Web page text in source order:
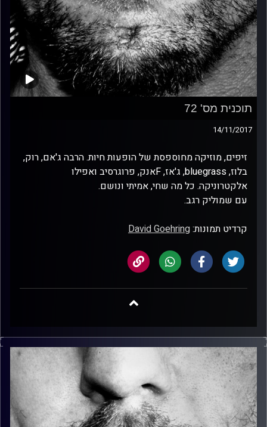
תוכנית מס' 72
14/11/2017
זיפים, מוזיקה מחוספסת של הופעות חיות. הרבה ג'אם, רוק,
בלוז, bluegrass, ג'אז, Fאנק, פרוגרסיב ואפילו
אלקטרוניקה. כל מה שחי, אמיתי ונושם.
עם שמוליק רגב.
קרדיט תמונות:David Goehring